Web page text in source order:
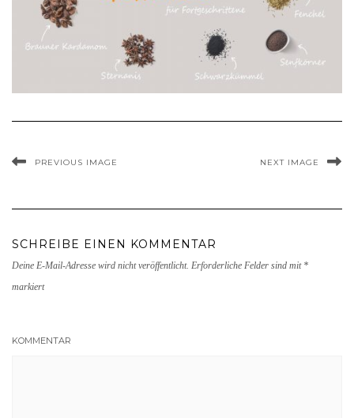
PREVIOUS IMAGE NEXT IMAGE
SCHREIBE EINEN KOMMENTAR
Deine E-Mail-Adresse wird nicht veröffentlicht. Erforderliche Felder sind mit *
markiert
KOMMENTAR